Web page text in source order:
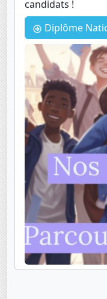
candidats !
Diplôme National du Brevet